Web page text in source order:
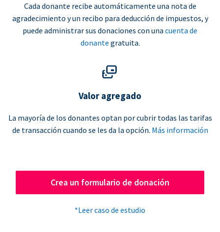
Cada donante recibe automáticamente una nota de
agradecimiento y un recibo para deducción de impuestos, y
puede administrar sus donaciones con una cuenta de
donante gratuita.
Valor agregado
La mayoría de los donantes optan por cubrir todas las tarifas
de transacción cuando se les da la opción. Más información
Crea un formulario de donación
*Leer caso de estudio